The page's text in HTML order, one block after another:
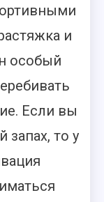
и
особый
Если вы
запах, то у